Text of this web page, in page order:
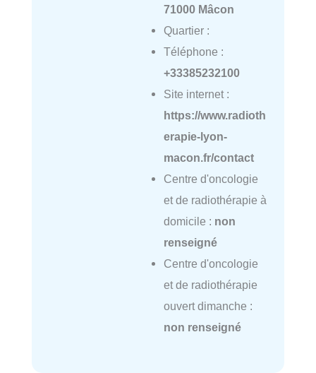
71000 Mâcon
Quartier :
Téléphone :
+33385232100
Site internet :
https://www.radioth
erapie-lyon-
macon.fr/contact
Centre d'oncologie
et de radiothérapie à
domicile : non
renseigné
Centre d'oncologie
et de radiothérapie
ouvert dimanche :
non renseigné